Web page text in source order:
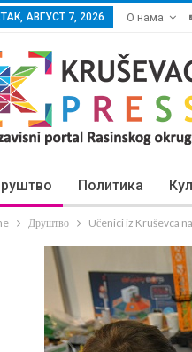
АВГУСТ 7, 2026 О нама
Политика
Друштво Učenici iz Kruševca